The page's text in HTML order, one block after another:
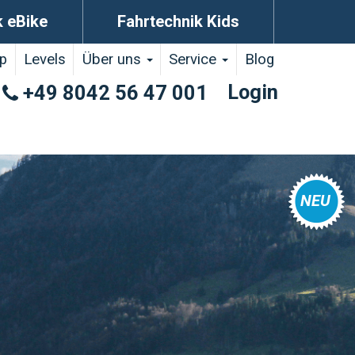
eBike Fahrtechnik Kids
Levels Über uns Service Blog
Login
+49 8042 56 47 001
NEU